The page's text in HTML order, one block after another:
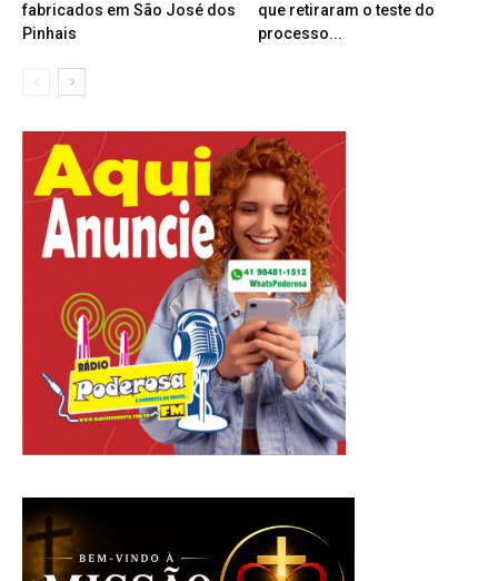
fabricados em São José dos
Pinhais
que retiraram o teste do
processo...